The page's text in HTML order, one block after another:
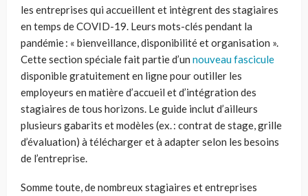
les entreprises qui accueillent et intègrent des stagiaires
en temps de COVID-19. Leurs mots-clés pendant la
pandémie : « bienveillance, disponibilité et organisation ».
Cette section spéciale fait partie d’un nouveau fascicule
disponible gratuitement en ligne pour outiller les
employeurs en matière d’accueil et d’intégration des
stagiaires de tous horizons. Le guide inclut d’ailleurs
plusieurs gabarits et modèles (ex. : contrat de stage, grille
d’évaluation) à télécharger et à adapter selon les besoins
de l’entreprise.
Somme toute, de nombreux stagiaires et entreprises